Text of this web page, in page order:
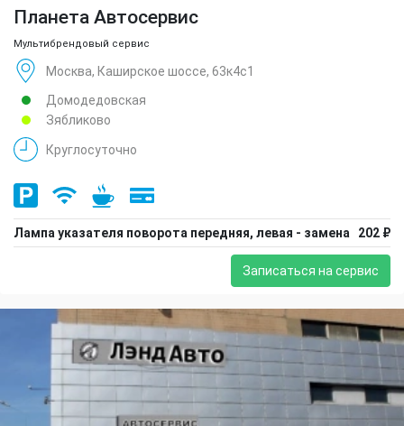
Планета Автосервис
Мультибрендовый сервис
Москва, Каширское шоссе, 63к4с1
Домодедовская
Зябликово
Круглосуточно
Лампа указателя поворота передняя, левая - замена 202 ₽
Записаться на сервис